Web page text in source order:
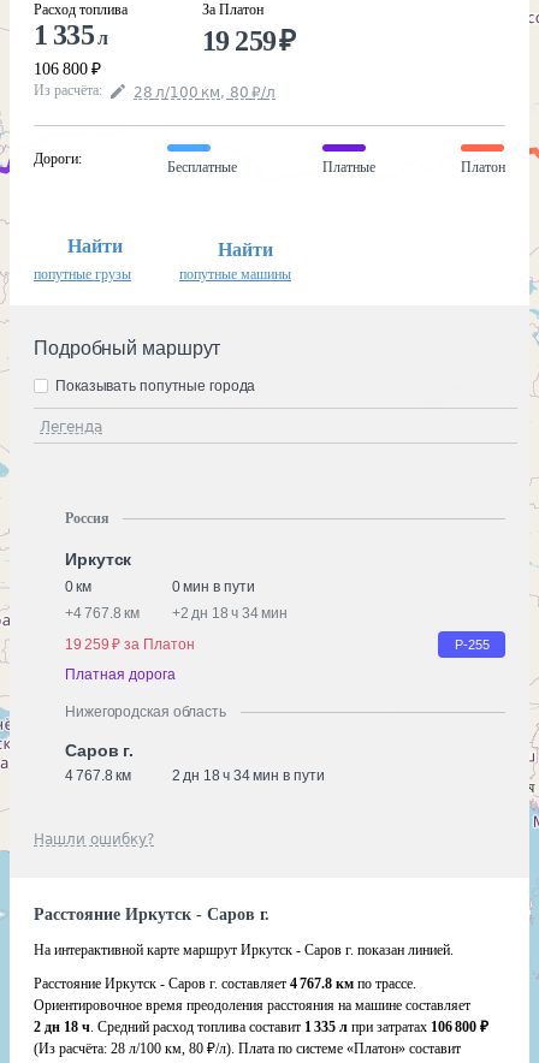
Расход топлива
1 335л
106 800 ₽
За Платон
19 259₽
Из расчёта: 28 л/100 км, 80 ₽/л
Дороги:
Бесплатные Платные Платон
Найти
попутные грузы
Найти
попутные машины
Подробный маршрут
Легенда
Показывать попутные города
Россия
Иркутск
0 км
0 мин в пути
+4 767.8 км +2 дн 18 ч 34 мин
19 259 ₽ за Платон
Р-255
Платная дорога
Нижегородская область
Саров г.
4 767.8 км 2 дн 18 ч 34 мин в пути
Нашли ошибку?
Расстояние Иркутск - Саров г.
На интерактивной карте маршрут Иркутск - Саров г. показан линией.
Расстояние Иркутск - Саров г. составляет 4 767.8 км по трассе.
Ориентировочное время преодоления расстояния на машине составляет
2 дн 18 ч. Средний расход топлива составит 1 335 л при затратах 106 800 ₽
(Из расчёта: 28 л/100 км, 80 ₽/л). Плата по системе «Платон» составит